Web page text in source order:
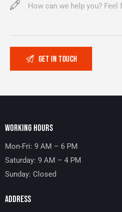
WORKING HOURS
Mon-Fri: 9 AM – 6 PM
Saturday: 9 AM – 4 PM
Sunday: Closed
ADDRESS